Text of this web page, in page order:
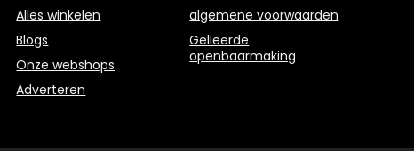
Alles winkelen
Blogs
Onze webshops
Adverteren
algemene voorwaarden
Gelieerde
openbaarmaking